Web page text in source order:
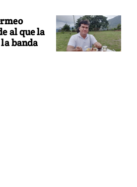
al que la
banda